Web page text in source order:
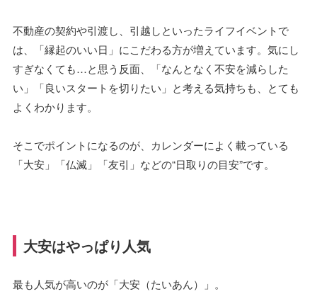
不動産の契約や引渡し、引越しといったライフイベントで
は、「縁起のいい日」にこだわる方が増えています。気にし
すぎなくても…と思う反面、「なんとなく不安を減らした
い」「良いスタートを切りたい」と考える気持ちも、とても
よくわかります。
そこでポイントになるのが、カレンダーによく載っている
「大安」「仏滅」「友引」などの“日取りの目安”です。
大安はやっぱり人気
最も人気が高いのが「大安（たいあん）」。